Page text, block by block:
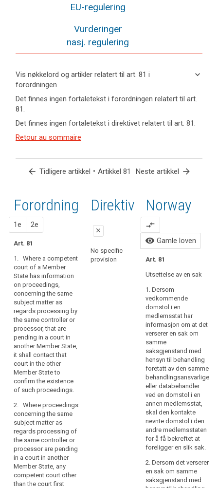
EU-regulering
Vurderinger
nasj. regulering
Vis nøkkelord og artikler relatert til art. 81 i
forordningen
keyboard_arrow_down
Skjul
nøkkelord
artikler
relatert til
keyboard_arrow_up
Det finnes ingen fortaletekst i forordningen relatert til art.
81.
Det finnes ingen fortaletekst i direktivet relatert til art. 81.
Retour au sommaire
arrow_back Tidligere artikkel • Artikkel 81 Neste artikkel arrow_forward
Forordning
1e 2e
Art. 81
1. Where a competent
court of a Member
State has information
on proceedings,
concerning the same
subject matter as
regards processing by
the same controller or
processor, that are
pending in a court in
another Member State,
it shall contact that
court in the other
Member State to
confirm the existence
of such proceedings.
2. Where proceedings
concerning the same
subject matter as
regards processing of
the same controller or
processor are pending
in a court in another
Member State, any
competent court other
than the court first
1. forslag
No specific provision
2. forslag
Art. 76a
1. Where a competent
court of a Member
State has information
concerning the same
pending in a court in
State, it shall contact
that court in the other
confirm the existence
of such proceedings.
2. Where proceedings
pending in a court in
Direktiv
close
No specific
provision
Norway
compare_arrows
visibility Gamle loven
Art. 81
Utsettelse av en sak
1. Dersom
vedkommende
domstol i en
medlemsstat har
informasjon om at det
verserer en sak om
samme
saksgjenstand med
hensyn til behandling
foretatt av den samme
behandlingsansvarlige
eller databehandler
ved en domstol i en
annen medlemsstat,
skal den kontakte
nevnte domstol i den
andre medlemsstaten
for å få bekreftet at
foreligger en slik sak.
2. Dersom det verserer
en sak om samme
saksgjenstand med
search